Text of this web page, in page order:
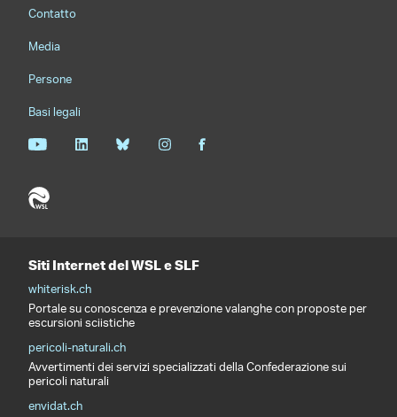
Contatto
Media
Persone
Basi legali
Siti Internet del WSL e SLF
whiterisk.ch
Portale su conoscenza e prevenzione valanghe con proposte per
escursioni sciistiche
pericoli-naturali.ch
Avvertimenti dei servizi specializzati della Confederazione sui
pericoli naturali
envidat.ch